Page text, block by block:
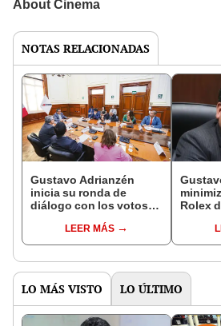
NOTAS RELACIONADAS
Gustavo Adrianzén
inicia su ronda de
diálogo con los votos
LEER MÁS
Rolex
los
LO MÁS VISTO LO ÚLTIMO